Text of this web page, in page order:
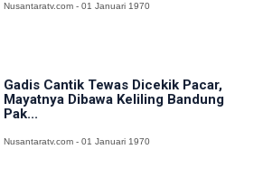
Nusantaratv.com - 01 Januari 1970
Gadis Cantik Tewas Dicekik Pacar,
Mayatnya Dibawa Keliling Bandung
Pak...
Nusantaratv.com - 01 Januari 1970